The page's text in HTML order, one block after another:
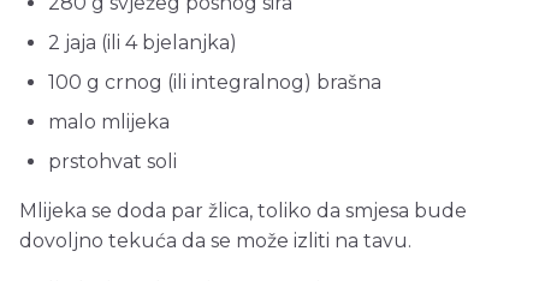
2 jaja (ili 4 bjelanjka)
100 g crnog (ili integralnog) brašna
malo mlijeka
prstohvat soli
Mlijeka se doda par žlica, toliko da smjesa bude
dovoljno tekuća da se može izliti na tavu.